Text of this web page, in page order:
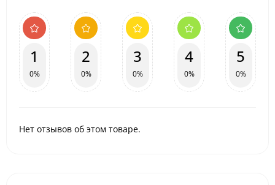
1
0%
2
0%
3
0%
4
0%
5
0%
Нет отзывов об этом товаре.